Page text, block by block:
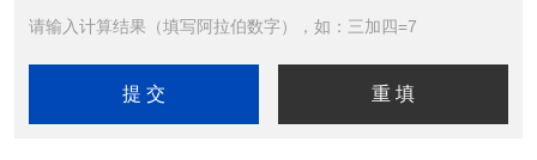
请输入计算结果（填写阿拉伯数字），如：三加四=7